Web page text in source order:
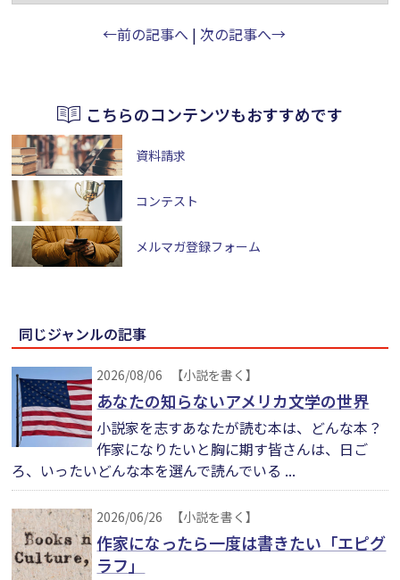
←前の記事へ | 次の記事へ→
こちらのコンテンツもおすすめです
資料請求
コンテスト
メルマガ登録フォーム
同じジャンルの記事
2026/08/06 【小説を書く】
あなたの知らないアメリカ文学の世界
小説家を志すあなたが読む本は、どんな本？
作家になりたいと胸に期す皆さんは、日ご
ろ、いったいどんな本を選んで読んでいる ...
2026/06/26 【小説を書く】
作家になったら一度は書きたい「エピグ
ラフ」